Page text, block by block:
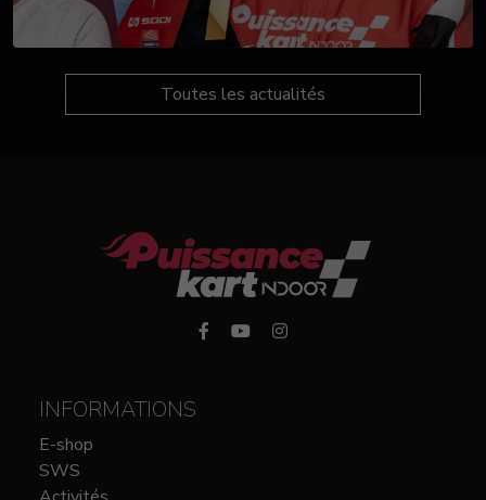
Toutes les actualités
INFORMATIONS
E-shop
SWS